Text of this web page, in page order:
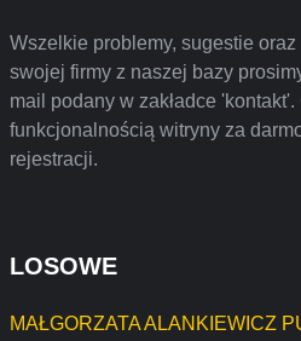
Wszelkie problemy, sugestie
swojej firmy z naszej bazy
mail podany w zakładce 'kontakt'.
funkcjonalnością witryny za
rejestracji.
LOSOWE
MAŁGORZATA ALANKIEWICZ